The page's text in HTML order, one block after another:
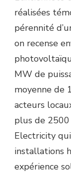
réalisées
pérennité
on recense
MW de
moyenne de
acteurs
plus de
Electricity
installations
expérience